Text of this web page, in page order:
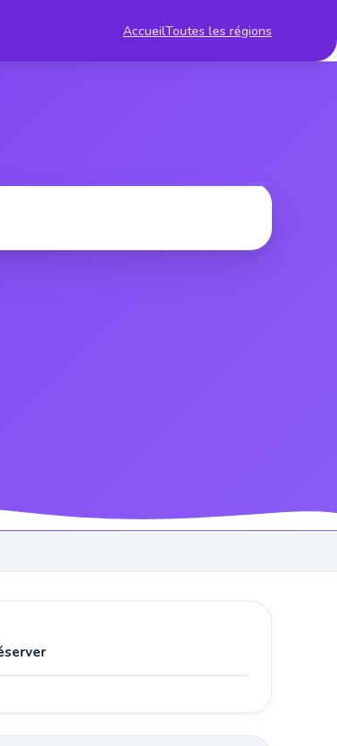
AccueilToutes les régions